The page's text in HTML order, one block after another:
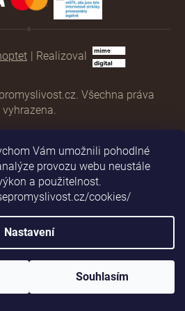
Vám umožnili pohodlné
provozu webu neustále
a použitelnost.
cookies/
Nastavení
Souhlasím
| Realizoval
. Všechna práva
vyhrazena.